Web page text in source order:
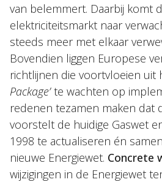
van belemmert. Daarbij komt
elektriciteitsmarkt naar
steeds meer met elkaar
Bovendien liggen Europese
richtlijnen die voortvloeien uit
Package’te wachten op
redenen tezamen maken dat
voorstelt de huidige Gaswet
1998 te actualiseren én
nieuwe Energiewet. Concrete
wijzigingen in de Energiewet